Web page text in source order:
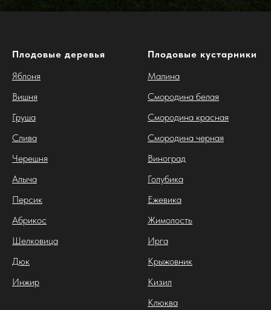
Плодовые деревья
Яблоня
Вишня
Груша
Слива
Черешня
Алыча
Персик
Абрикос
Шелковица
Дюк
Инжир
Плодовые кустарники
Малина
Смородина белая
Смородина красная
Смородина черная
Виноград
Голубика
Ежевика
Жимолость
Ирга
Крыжовник
Кизил
Клюква